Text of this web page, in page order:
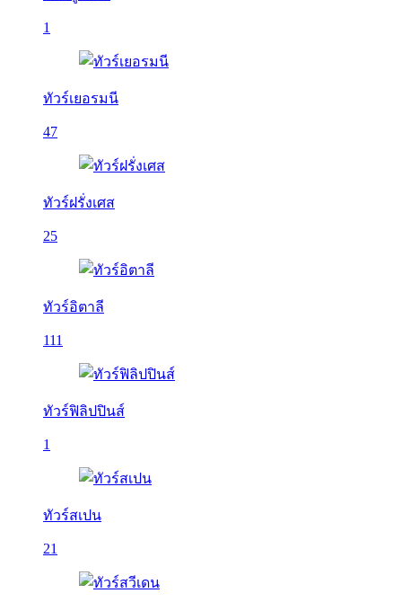
1
ทัวร์เยอรมนี
47
ทัวร์ฝรั่งเศส
25
ทัวร์อิตาลี
111
ทัวร์ฟิลิปปินส์
1
ทัวร์สเปน
21